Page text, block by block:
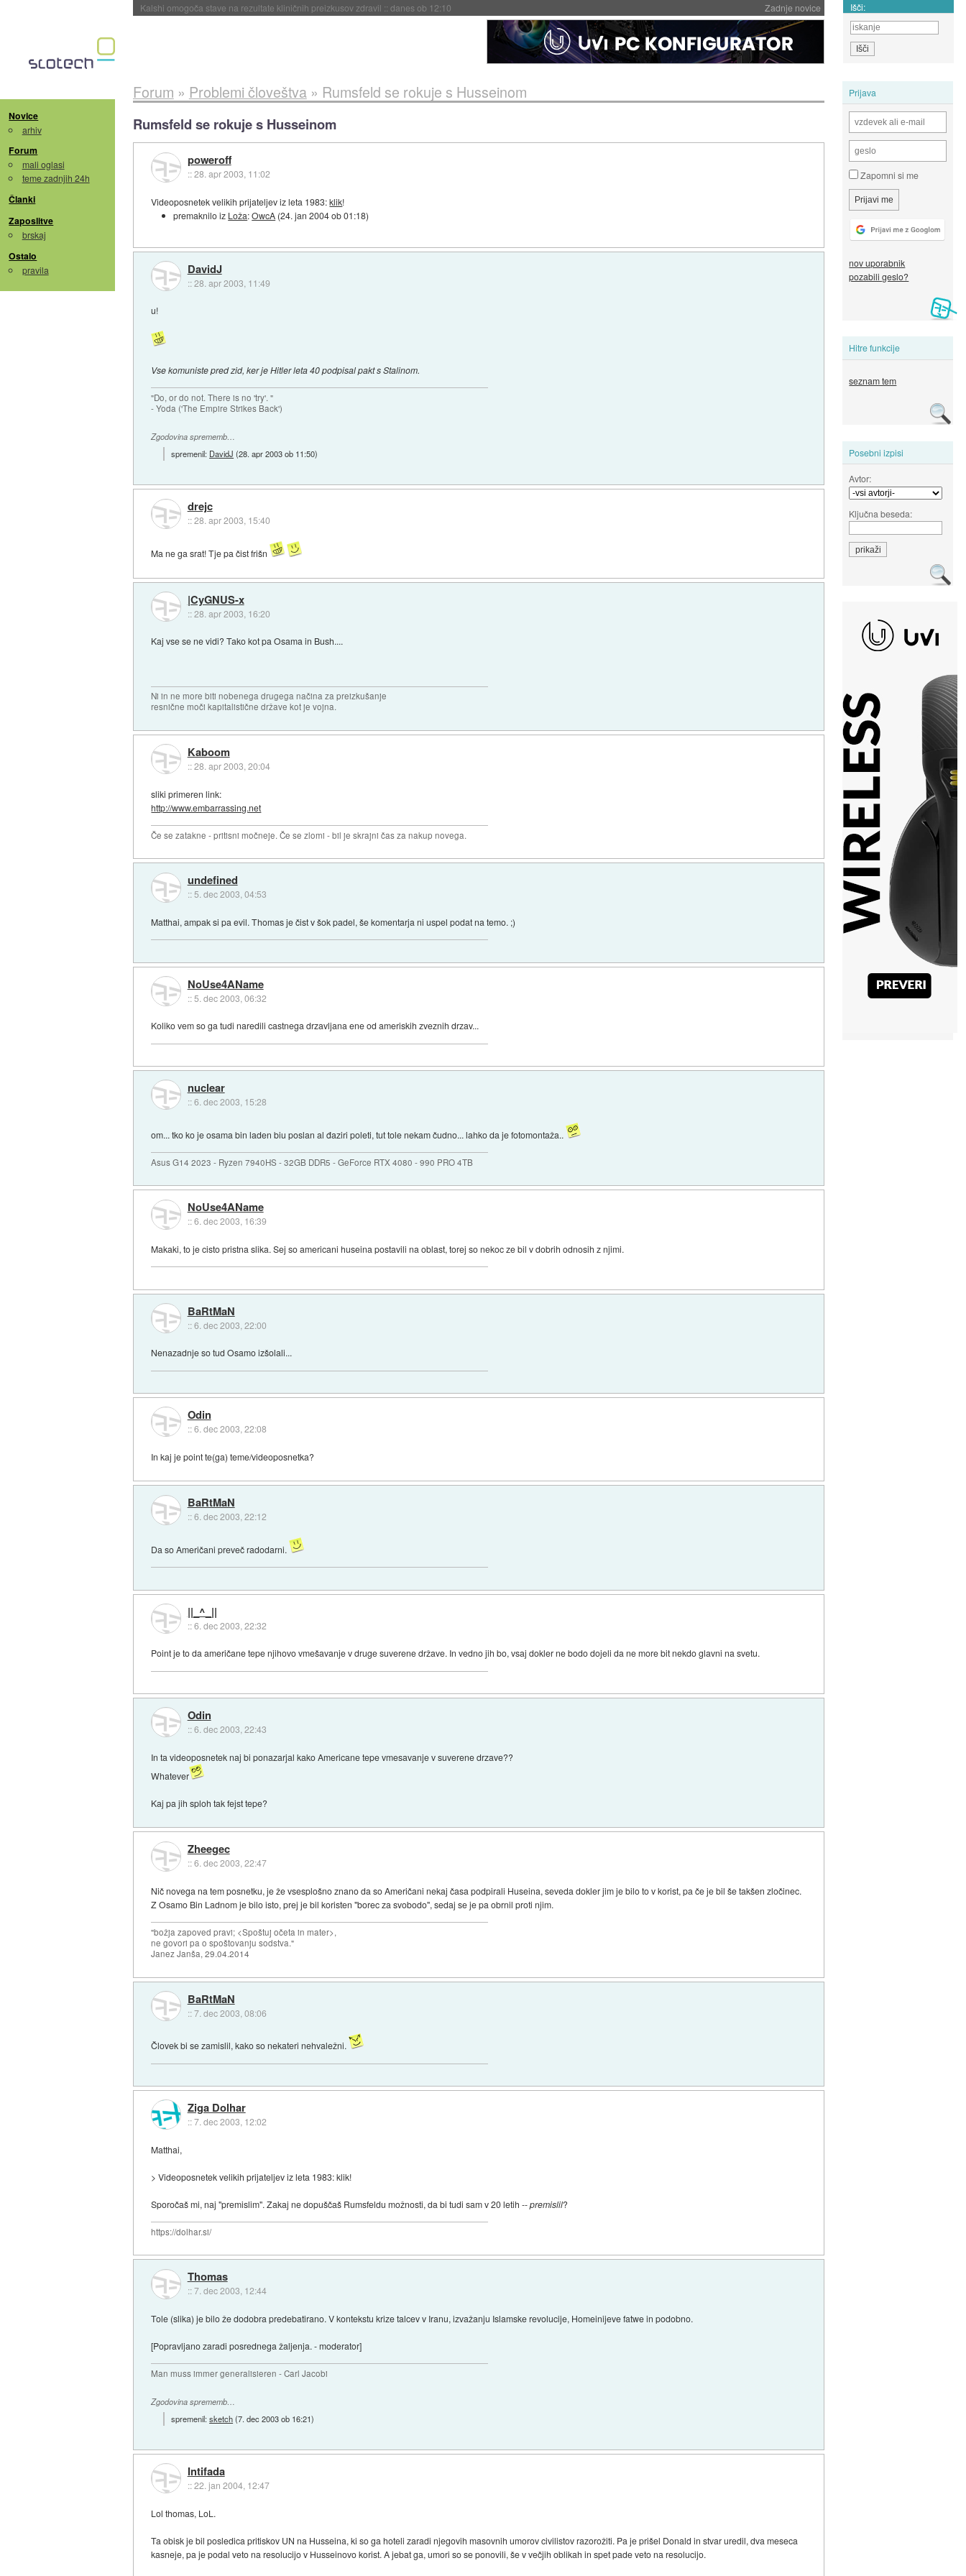
Zadnje novice
Sandisk že prodal več kot polovico SSD-jev za naslednji dve leti::danes ob 11:37 Išči:
Novice
arhiv
Forum
mali oglasi
teme zadnjih 24h
Članki
Zaposlitve
brskaj
Ostalo
pravila
Prijava
Zapomni si me
nov uporabnik
pozabili geslo?
Hitre funkcije
seznam tem
Posebni izpisi
Avtor:
Ključna beseda:
Forum » Problemi človeštva» Rumsfeld se rokuje s Husseinom
Rumsfeld se rokuje s Husseinom
poweroff
::28. apr 2003, 11:02
Videoposnetek velikih prijateljev iz leta 1983:klik!
premaknilo iz Loža:OwcA (24. jan 2004 ob 01:18)
DavidJ
::28. apr 2003, 11:49
u!
Vse komuniste pred zid, ker je Hitler leta 40 podpisal pakt s Stalinom.
"Do, or do not. There is no 'try'. "
- Yoda ('The Empire Strikes Back')
Zgodovina sprememb…
spremenil: DavidJ (28. apr 2003 ob 11:50)
drejc
::28. apr 2003, 15:40
Ma ne ga srat! Tje pa čist frišn
|CyGNUS-x
::28. apr 2003, 16:20
Kaj vse se ne vidi? Tako kot pa Osama in Bush....
Ni in ne more biti nobenega drugega načina za preizkušanje
resnične moči kapitalistične države kot je vojna.
Kaboom
::28. apr 2003, 20:04
sliki primeren link:
http://www.embarrassing.net
Če se zatakne - pritisni močneje. Če se zlomi - bil je skrajni čas za nakup novega.
undefined
:: 5. dec 2003, 04:53
Matthai, ampak si pa evil. Thomas je čist v šok padel, še komentarja ni uspel podat na temo. ;)
NoUse4AName
::5. dec 2003, 06:32
Koliko vem so ga tudi naredili castnega drzavljana ene od ameriskih zveznih drzav...
nuclear
::6. dec 2003, 15:28
om... tko ko je osama bin laden biu poslan al đaziri poleti, tut tole nekam čudno... lahko da je fotomontaža..
Asus G14 2023 - Ryzen 7940HS - 32GB DDR5 - GeForce RTX 4080 - 990 PRO 4TB
NoUse4AName
::6. dec 2003, 16:39
Makaki, to je cisto pristna slika. Sej so americani huseina postavili na oblast, torej so nekoc ze bil v dobrih odnosih z njimi.
BaRtMaN
::6. dec 2003, 22:00
Nenazadnje so tud Osamo izšolali...
Odin
::6. dec 2003, 22:08
In kaj je point te(ga) teme/videoposnetka?
BaRtMaN
::6. dec 2003, 22:12
Da so Američani preveč radodarni.
||_^_||
::6. dec 2003, 22:32
Point je to da američane tepe njihovo vmešavanje v druge suverene države. In vedno jih bo, vsaj dokler ne bodo dojeli da ne more bit nekdo glavni na svetu.
Odin
::6. dec 2003, 22:43
In ta videoposnetek naj bi ponazarjal kako Americane tepe vmesavanje v suverene drzave??
Whatever
Kaj pa jih sploh tak fejst tepe?
Zheegec
::6. dec 2003, 22:47
Nič novega na tem posnetku, je že vsesplošno znano da so Američani nekaj časa podpirali Huseina, seveda dokler jim je bilo to v korist, pa če je bil še takšen zločinec.
Z Osamo Bin Ladnom je bilo isto, prej je bil koristen "borec za svobodo", sedaj se je pa obrnil proti njim.
"božja zapoved pravi; <Spoštuj očeta in mater>,
ne govori pa o spoštovanju sodstva."
Janez Janša, 29.04.2014
BaRtMaN
::7. dec 2003, 08:06
Človek bi se zamislil, kako so nekateri nehvaležni.
Ziga Dolhar
::7. dec 2003, 12:02
Matthai,
> Videoposnetek velikih prijateljev iz leta 1983: klik!
Sporočaš mi, naj "premislim". Zakaj ne dopuščaš Rumsfeldu možnosti, da bi tudi sam v 20 letih --premislil?
https://dolhar.si/
Thomas
::7. dec 2003, 12:44
Tole (slika) je bilo že dodobra predebatirano. V kontekstu krize talcev v Iranu, izvažanju Islamske revolucije, Homeinijeve fatwe in podobno.
[Popravljano zaradi posrednega žaljenja. - moderator]
Man muss immer generalisieren - Carl Jacobi
Zgodovina sprememb…
spremenil:sketch(7. dec 2003 ob 16:21)
Intifada
::22. jan 2004, 12:47
Lol thomas, LoL.
Ta obisk je bil posledica pritiskov UN na Husseina, ki so ga hoteli zaradi njegovih masovnih umorov civilistov razorožiti. Pa je prišel Donald in stvar uredil, dva meseca
kasneje, pa je podal veto na resolucijo v Husseinovo korist. A jebat ga, umori so se ponovili, še v večjih oblikah in spet pade veto na resolucijo.